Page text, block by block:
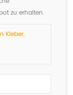
zu erhalten.
Kleber,